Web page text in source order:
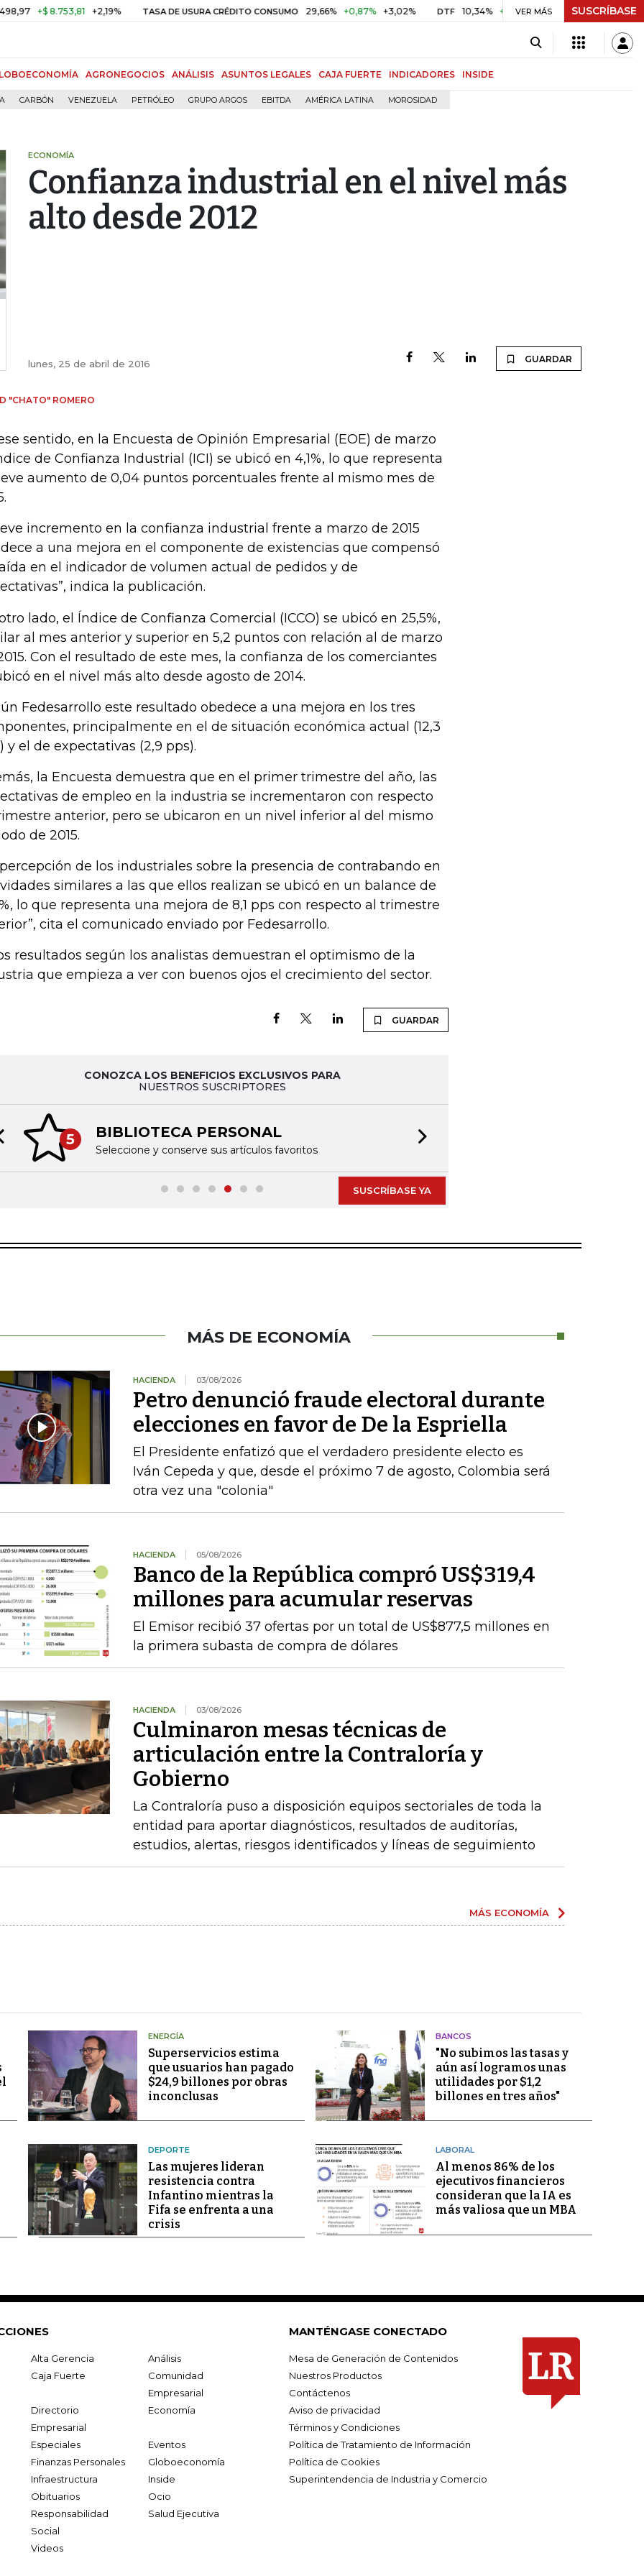
+$ 8.753,81 +2,19% TASA DE USURA CRÉDITO CONSUMO 29,66% +0,87% +3,02% DTF 10,34% +0,10% +0,98% UVR $ 416,86 +$
VER MÁS SUSCRÍBASE
AGRONEGOCIOS ANÁLISIS ASUNTOS LEGALES CAJA FUERTE INDICADORES INSIDE
CARBÓN VENEZUELA PETRÓLEO GRUPO ARGOS EBITDA AMÉRICA LATINA MOROSIDAD
ECONOMÍA
Confianza industrial en el nivel más
alto desde 2012
lunes, 25 de abril de 2016 GUARDAR
"CHATO" ROMERO
sentido, en la Encuesta de Opinión Empresarial (EOE) de marzo
de Confianza Industrial (ICI) se ubicó en 4,1%, lo que representa
aumento de 0,04 puntos porcentuales frente al mismo mes de
incremento en la confianza industrial frente a marzo de 2015
a una mejora en el componente de existencias que compensó
en el indicador de volumen actual de pedidos y de
indica la publicación.
lado, el Índice de Confianza Comercial (ICCO) se ubicó en 25,5%,
al mes anterior y superior en 5,2 puntos con relación al de marzo
Con el resultado de este mes, la confianza de los comerciantes
en el nivel más alto desde agosto de 2014.
Fedesarrollo este resultado obedece a una mejora en los tres
principalmente en el de situación económica actual (12,3
y el de expectativas (2,9 pps).
la Encuesta demuestra que en el primer trimestre del año, las
de empleo en la industria se incrementaron con respecto
anterior, pero se ubicaron en un nivel inferior al del mismo
de 2015.
percepción de los industriales sobre la presencia de contrabando en
similares a las que ellos realizan se ubicó en un balance de
lo que representa una mejora de 8,1 pps con respecto al trimestre
cita el comunicado enviado por Fedesarrollo.
resultados según los analistas demuestran el optimismo de la
que empieza a ver con buenos ojos el crecimiento del sector.
GUARDAR
CONOZCA LOS BENEFICIOS EXCLUSIVOS PARA
NUESTROS SUSCRIPTORES
5 BIBLIOTECA PERSONAL
Seleccione y conserve sus artículos favoritos
slide
SUSCRÍBASE YA
MÁS DE ECONOMÍA
HACIENDA 03/08/2026
Petro denunció fraude electoral durante
elecciones en favor de De la Espriella
El Presidente enfatizó que el verdadero presidente electo es
Iván Cepeda y que, desde el próximo 7 de agosto, Colombia será
otra vez una "colonia"
HACIENDA 05/08/2026
Banco de la República compró US$319,4
millones para acumular reservas
El Emisor recibió 37 ofertas por un total de US$877,5 millones en
la primera subasta de compra de dólares
HACIENDA 03/08/2026
Culminaron mesas técnicas de
articulación entre la Contraloría y
Gobierno
La Contraloría puso a disposición equipos sectoriales de toda la
entidad para aportar diagnósticos, resultados de auditorías,
estudios, alertas, riesgos identificados y líneas de seguimiento
MÁS ECONOMÍA
ENERGÍA
Superservicios estima
que usuarios han pagado
$24,9 billones por obras
inconclusas
BANCOS
"No subimos las tasas y
aún así logramos unas
utilidades por $1,2
billones en tres años"
DEPORTE
Las mujeres lideran
resistencia contra
Infantino mientras la
Fifa se enfrenta a una
crisis
LABORAL
Al menos 86% de los
ejecutivos financieros
consideran que la IA es
más valiosa que un MBA
Alta Gerencia
Análisis
Caja Fuerte
Comunidad
Empresarial
Directorio
Empresarial
Economía
Especiales
Eventos
Finanzas Personales
Globoeconomía
Infraestructura
Inside
Obituarios
Ocio
Responsabilidad
Social
Salud Ejecutiva
Videos
MANTÉNGASE CONECTADO
Mesa de Generación de Contenidos
Nuestros Productos
Contáctenos
Aviso de privacidad
Términos y Condiciones
Política de Tratamiento de Información
Política de Cookies
Superintendencia de Industria y Comercio